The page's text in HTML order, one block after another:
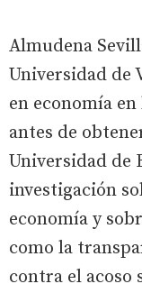
Almudena
Universidad de
en economía
antes de
Universidad de
investigación
economía y
como la
contra el acoso